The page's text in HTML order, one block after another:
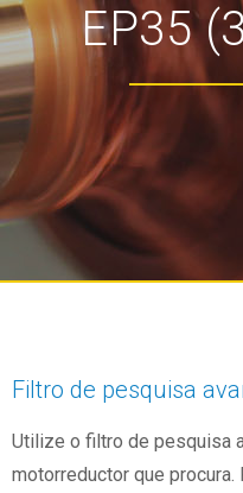
EP35
Filtro de pesquisa
Utilize o filtro de pesquisa
motorreductor que procura.